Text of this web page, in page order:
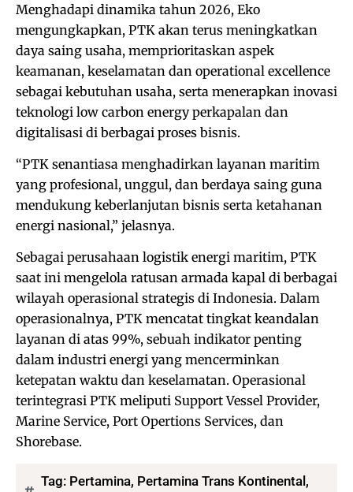
Menghadapi dinamika tahun 2026, Eko
mengungkapkan, PTK akan terus meningkatkan
daya saing usaha, memprioritaskan aspek
keamanan, keselamatan dan operational excellence
sebagai kebutuhan usaha, serta menerapkan inovasi
teknologi low carbon energy perkapalan dan
digitalisasi di berbagai proses bisnis.
“PTK senantiasa menghadirkan layanan maritim
yang profesional, unggul, dan berdaya saing guna
mendukung keberlanjutan bisnis serta ketahanan
energi nasional,” jelasnya.
Sebagai perusahaan logistik energi maritim, PTK
saat ini mengelola ratusan armada kapal di berbagai
wilayah operasional strategis di Indonesia. Dalam
operasionalnya, PTK mencatat tingkat keandalan
layanan di atas 99%, sebuah indikator penting
dalam industri energi yang mencerminkan
ketepatan waktu dan keselamatan. Operasional
terintegrasi PTK meliputi Support Vessel Provider,
Marine Service, Port Opertions Services, dan
Shorebase.
Tag: Pertamina, Pertamina Trans Kontinental,